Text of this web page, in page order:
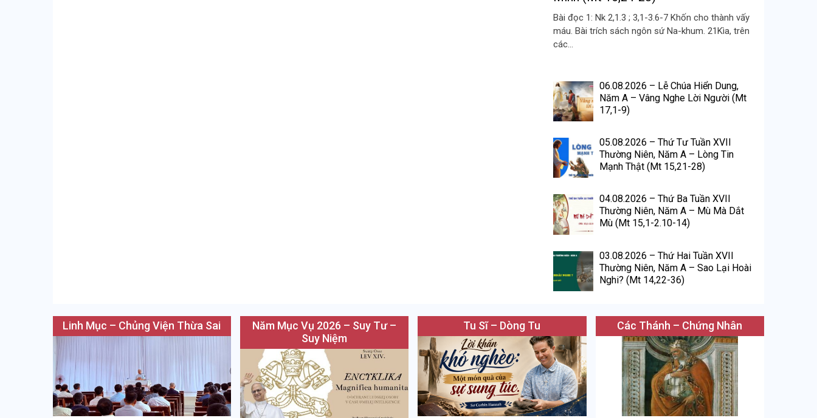
Bài đọc 1: Nk 2,1.3 ; 3,1-3.6-7 Khốn cho thành vấy
máu. Bài trích sách ngôn sứ Na-khum. 21Kìa, trên
các...
06.08.2026 – Lễ Chúa Hiển Dung,
Năm A – Vâng Nghe Lời Người (Mt
17,1-9)
05.08.2026 – Thứ Tư Tuần XVII
Thường Niên, Năm A – Lòng Tin
Mạnh Thật (Mt 15,21-28)
04.08.2026 – Thứ Ba Tuần XVII
Thường Niên, Năm A – Mù Mà Dắt
Mù (Mt 15,1-2.10-14)
03.08.2026 – Thứ Hai Tuần XVII
Thường Niên, Năm A – Sao Lại Hoài
Nghi? (Mt 14,22-36)
Linh Mục – Chủng Viện Thừa Sai
Năm Mục Vụ 2026 – Suy Tư –
Suy Niệm
Tu Sĩ – Dòng Tu Các Thánh – Chứng Nhân